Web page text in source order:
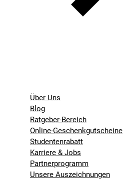
Über Uns
Blog
Ratgeber-Bereich
Online-Geschenkgutscheine
Studentenrabatt
Karriere & Jobs
Partnerprogramm
Unsere Auszeichnungen